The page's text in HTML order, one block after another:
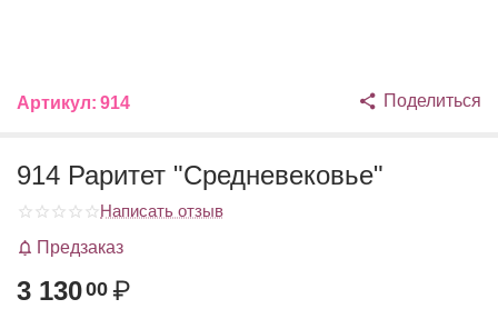
Артикул: 914 Поделиться
914 Раритет "Средневековье"
Написать отзыв
Предзаказ
3 13000 ₽